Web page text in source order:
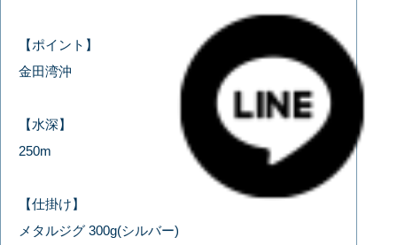
【ポイント】
金田湾沖
【水深】
250m
【仕掛け】
メタルジグ 300g(シルバー)